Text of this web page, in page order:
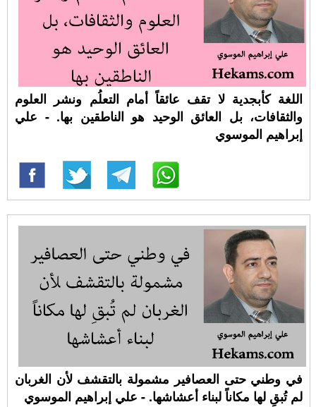
اللغة كأبجدية لا تقف عائقاً أمام التعلُم ونشر العلوم
والثقافات، بل العائق الوحيد هو الناطقين بها. - علي
إبراهيم الموسوي
في وطني حتى العصافير مشمولة بالتقشف لأن الغربان
لم تُبقِ لها مكاناً لبناء أعشاشها. - علي إبراهيم الموسوي